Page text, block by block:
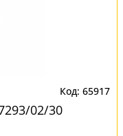
65917
02/30